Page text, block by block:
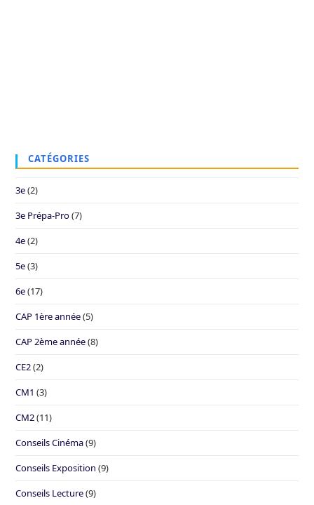
CATÉGORIES
3e(2)
3e Prépa-Pro(7)
4e(2)
5e(3)
6e(17)
CAP 1ère année(5)
CAP 2ème année(8)
CE2(2)
CM1 (3)
CM2(11)
Conseils Cinéma(9)
Conseils Exposition (9)
Conseils Lecture(9)